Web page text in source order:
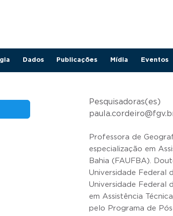
Dados Publicações Mídia Eventos
Pesquisadoras(es)
Professora de
especialização em
Bahia (FAUFBA).
Universidade Federal
Universidade Federal
em Assistência
pelo Programa de